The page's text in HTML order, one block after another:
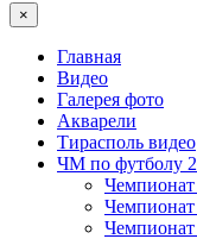
×
Главная
Видео
Галерея фото
Акварели
Тирасполь видео
ЧМ по футболу
Чемпионат